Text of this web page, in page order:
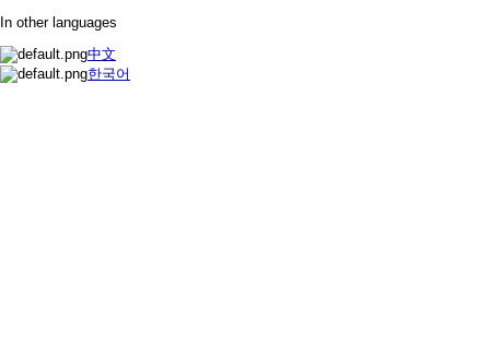
In other languages
中文
한국어